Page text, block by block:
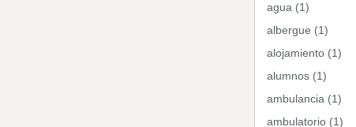
agua (1)
albergue (1)
alojamiento (1)
alumnos (1)
ambulancia (1)
ambulatorio (1)